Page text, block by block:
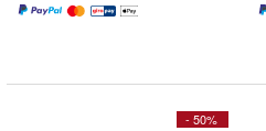
- 50%